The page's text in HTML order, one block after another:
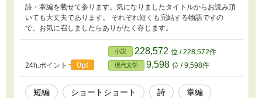
詩・掌編を載せて参ります。気になりましたタイトルからお読み頂
いても大丈夫であります。 それぞれ短くも完結する物語ですの
で、お気に召しましたらありがたく存じます。
24h.ポイント 0pt
小説 228,572 位 / 228,572件
現代文学 9,598 位 / 9,598件
短編 ショートショート 詩 掌編